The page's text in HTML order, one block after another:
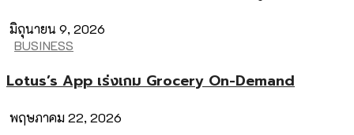
มิถุนายน 9, 2026
BUSINESS
Lotus’s App เร่งเกม Grocery On-Demand
พฤษภาคม 22, 2026